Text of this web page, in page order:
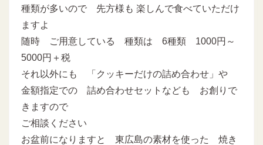
種類が多いので 先方様も 楽しんで食べていただけ
ますよ
随時 ご用意している 種類は 6種類 1000円～
5000円＋税
それ以外にも 「クッキーだけの詰め合わせ」や
金額指定での 詰め合わせセットなども お創りで
きますので
ご相談ください
お盆前になりますと 東広島の素材を使った 焼き